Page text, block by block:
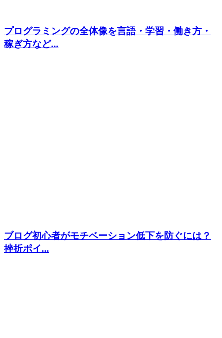
プログラミングの全体像を言語・学習・働き方・
稼ぎ方など...
ブログ初心者がモチベーション低下を防ぐには？
挫折ポイ...